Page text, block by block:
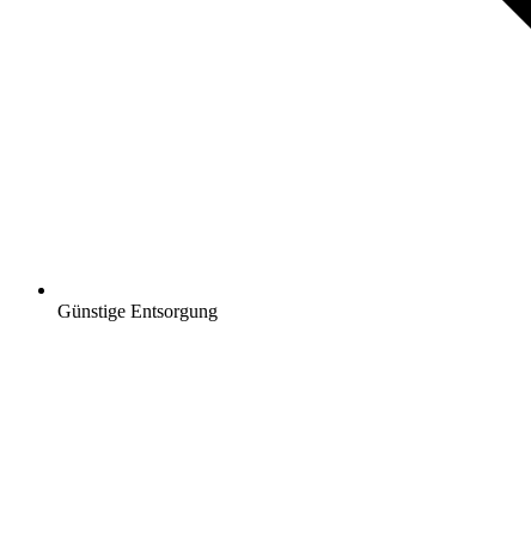
Günstige Entsorgung